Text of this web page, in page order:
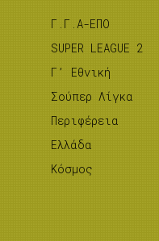
Γ.Γ.Α-ΕΠΟ
SUPER LEAGUE 2
Γ’ Εθνική
Σούπερ Λίγκα
Περιφέρεια
Ελλάδα
Κόσμος